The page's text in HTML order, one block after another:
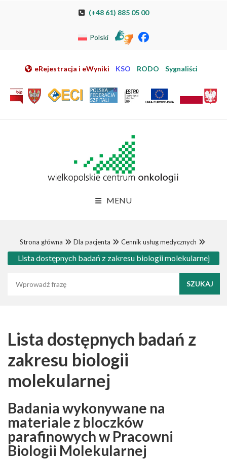
Przeskocz do nawigacji
Przejdź do mapy strony
Przejdź do elektronicznej rejestracji pacjenta
(+48 61) 885 05 00
Polski
eRejestracja i eWyniki KSO RODO Sygnaliści
MENU
Strona główna Dla pacjenta Cennik usług medycznych
Lista dostępnych badań z zakresu biologii molekularnej
Lista dostępnych badań z
zakresu biologii
molekularnej
Badania wykonywane na
materiale z bloczków
parafinowych w Pracowni
Biologii Molekularnej